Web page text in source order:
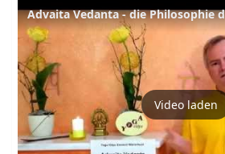
Advaita Vedanta - die Philosophie
Video laden